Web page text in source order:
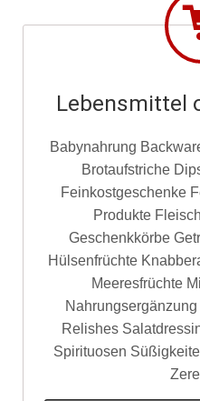
Lebensmittel
Babynahrung
Brotaufstriche
Feinkostgeschenke
Produkte
Geschenkkörbe
Hülsenfrüchte
Meeresfrüchte
Relishes
Spirituosen